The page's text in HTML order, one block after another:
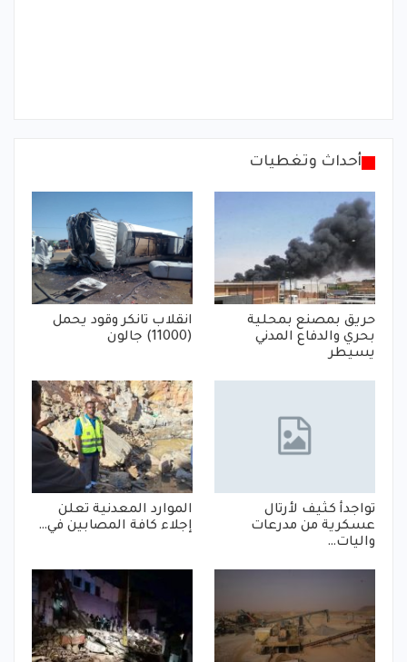
أحداث وتغطيات
حريق بمصنع بمحلية
بحري والدفاع المدني
يسيطر
انقلاب تانكر وقود يحمل
(11000) جالون
تواجدأ كثيف لأرتال
عسكرية من مدرعات
واليات…
الموارد المعدنية تعلن
إجلاء كافة المصابين في…